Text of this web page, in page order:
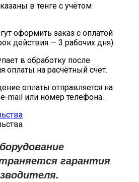
в тенге с учётом
оформить заказ с оплатой
действия — 3 рабочих дня).
в обработку после
оплаты на расчётный счёт.
оплаты отправляется на
mail или номер телефона.
гарантия
.